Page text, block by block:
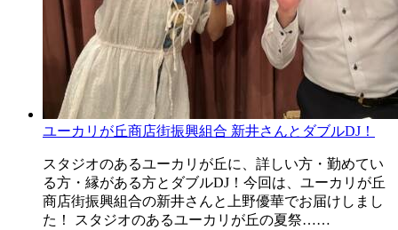
ユーカリが丘商店街振興組合 新井さんとダブルDJ！
スタジオのあるユーカリが丘に、詳しい方・勤めてい
る方・縁がある方とダブルDJ！今回は、ユーカリが丘
商店街振興組合の新井さんと上野優華でお届けしまし
た！ スタジオのあるユーカリが丘の夏祭……